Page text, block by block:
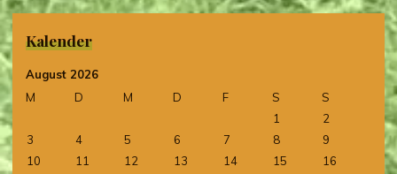
Kalender
August 2026
M
D M D F S
S
1
2
3
4 5 6 7 8
9
10
11 12 13 14 15
16